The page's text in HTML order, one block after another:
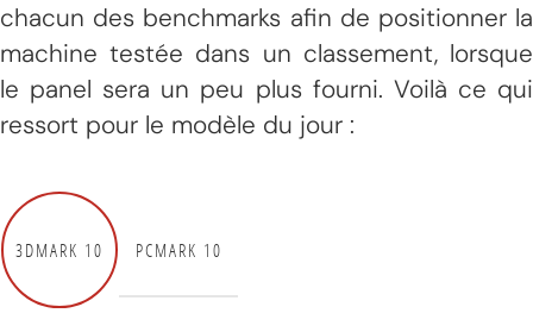
chacun des benchmarks afin de positionner la
machine testée dans un classement, lorsque
le panel sera un peu plus fourni. Voilà ce qui
ressort pour le modèle du jour :